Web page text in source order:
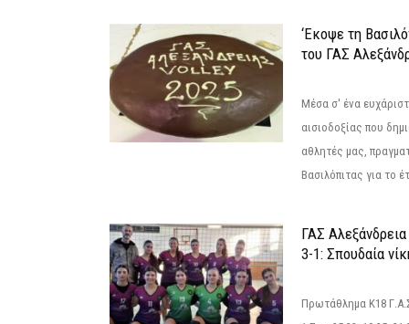
‘Εκοψε τη
του ΓΑΣ
Μέσα σ' ένα
αισιοδοξίας που
αθλητές μας,
Βασιλόπιτας για το
ΓΑΣ
3-1: Σπουδαία
Πρωτάθλημα Κ18